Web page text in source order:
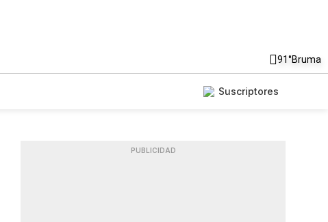
91°Bruma
Suscriptores
PUBLICIDAD